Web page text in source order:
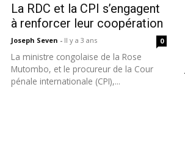
La RDC et la CPI s’engagent
à renforcer leur coopération
Joseph Seven - Il y a 3 ans 0
La ministre congolaise de la Rose
Mutombo, et le procureur de la Cour
pénale internationale (CPI),...